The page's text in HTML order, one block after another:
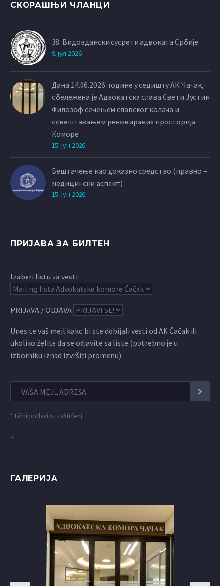
СКОРАШЊИ ЧЛАНЦИ
38. Видовдански сусрети адвоката Србије
9. јул 2026.
Дана 14.06.2026. године у седишту АК Чачак,
обележена је Адвокатска слава Свети Јустин
Филозоф сечењем славског колача и
освештавањем реновираних просторија
Коморе
15. јун 2026.
Вештачење као доказно средство (правно –
медицински аспект)
15. јун 2026.
ПРИЈАВА ЗА БИЛТЕН
Izaberi listu za vesti
PRIJAVA / ODJAVA
Unesite vaš mejl kako bi ste dobijali vesti od AK Čačak ili
ukoliko želite da se odjavite sa liste (potrebno je u
izborniku iznad izvršiti promenu):
* Lični podaci su zaštićeni
...
ГАЛЕРИЈА